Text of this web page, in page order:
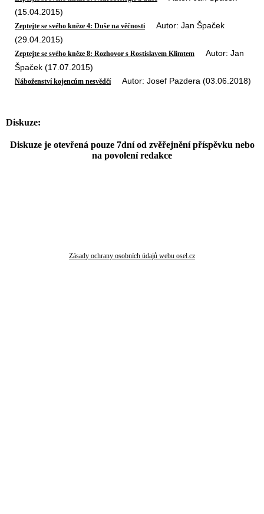
(15.04.2015)
Zeptejte se svého kněze 4: Duše na věčnosti Autor: Jan Špaček
(29.04.2015)
Zeptejte se svého kněze 8: Rozhovor s Rostislavem Klimtem Autor: Jan
Špaček (17.07.2015)
Náboženství kojencům nesvědčíAutor: Josef Pazdera (03.06.2018)
Diskuze:
Diskuze je otevřená pouze 7dní od zvěřejnění příspěvku nebo
na povolení redakce
Zásady ochrany osobních údajů webu osel.cz